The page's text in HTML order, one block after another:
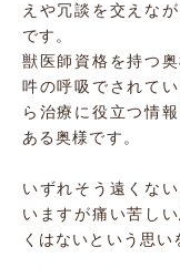
えや冗談を交えな
です。
獣医師資格を持つ
吽の呼吸でされて
ら治療に役立つ情
ある奥様です。
いずれそう遠くな
いますが痛い苦し
くはないという思い